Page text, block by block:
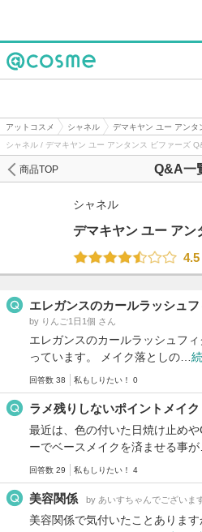
アットコスメ シャネル デマキヤン ユー アンタ
シャネル / デマキヤン ユー アンタンス ビファーズ
Q&A一
商品TOP
シャネル
デマキヤン ユー アン
4.5
エレガンスのカールラッシュ
by りんご1日1個 さん
エレガンスのカールラッシュフ
っています。 メイク落としの…
回答数 38 私もしりたい！ 0
ラメ残りしないポイントメイ
最近は、色の付いた日焼け止め
ーでベースメイクを済ませる事が
回答数 29 私もしりたい！ 4
美容関係 by あいすちゃんでございま
美容関係で気付いたことありま